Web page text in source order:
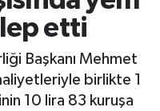
etti
Başkanı Mehmet
birlikte 1
10 lira 83 kuruşa